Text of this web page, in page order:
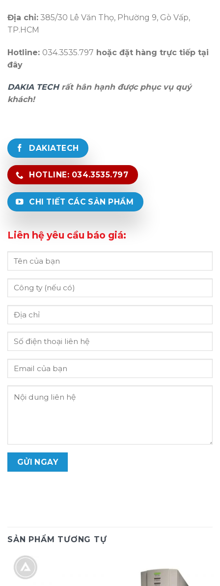
Địa chỉ: 385/30 Lê Văn Thọ, Phường 9, Gò Vấp,
TP.HCM
Hotline: 034.3535.797 hoặc đặt hàng trực tiếp tại
đây
DAKIA TECHrất hân hạnh được phục vụ quý
khách!
DAKIATECH
HOTLINE: 034.3535.797
CHI TIẾT CÁC SẢN PHẨM
Liên hệ yêu cầu báo giá:
SẢN PHẨM TƯƠNG TỰ